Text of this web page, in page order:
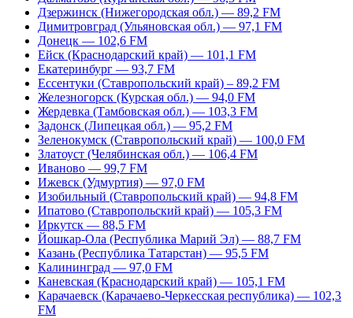
Дзержинск (Нижегородская обл.) — 89,2 FM
Димитровград (Ульяновская обл.) — 97,1 FM
Донецк — 102,6 FM
Ейск (Краснодарский край) — 101,1 FM
Екатеринбург — 93,7 FM
Ессентуки (Ставропольский край) – 89,2 FM
Железногорск (Курская обл.) — 94,0 FM
Жердевка (Тамбовская обл.) — 103,3 FM
Задонск (Липецкая обл.) — 95,2 FM
Зеленокумск (Ставропольский край) — 100,0 FM
Златоуст (Челябинская обл.) — 106,4 FM
Иваново — 99,7 FM
Ижевск (Удмуртия) — 97,0 FM
Изобильный (Ставропольский край) — 94,8 FM
Ипатово (Ставропольский край) — 105,3 FM
Иркутск — 88,5 FM
Йошкар-Ола (Республика Марий Эл) — 88,7 FM
Казань (Республика Татарстан) — 95,5 FM
Калининград — 97,0 FM
Каневская (Краснодарский край) — 105,1 FM
Карачаевск (Карачаево-Черкесская республика) — 102,3
FM